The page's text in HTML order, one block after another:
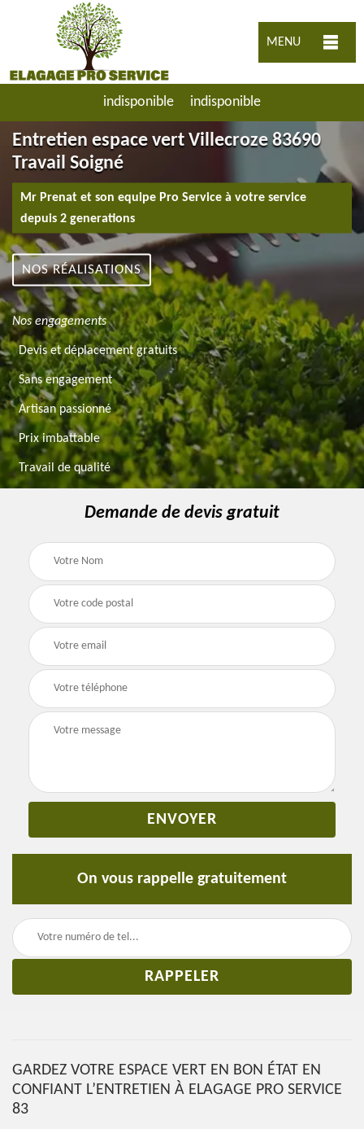
MENU
indisponible indisponible
Entretien espace vert Villecroze 83690
Travail Soigné
Mr Prenat et son equipe Pro Service à votre service
depuis 2 generations
NOS RÉALISATIONS
Nos engagements
Devis et déplacement gratuits
Sans engagement
Artisan passionné
Prix imbattable
Travail de qualité
Demande de devis gratuit
On vous rappelle gratuitement
GARDEZ VOTRE ESPACE VERT EN BON ÉTAT EN
CONFIANT L’ENTRETIEN À ELAGAGE PRO SERVICE
83